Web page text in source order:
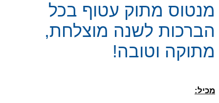
מנטוס מתוק עטוף בכל
הברכות לשנה מוצלחת,
מתוקה וטובה!
מכיל: